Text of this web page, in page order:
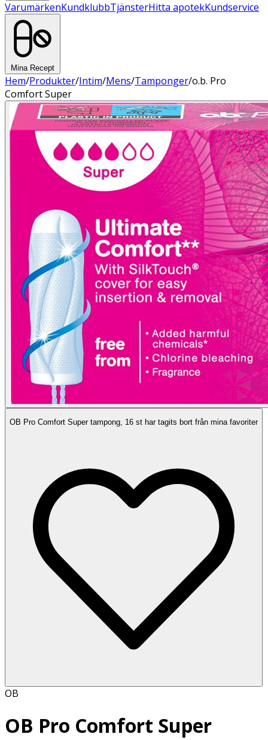
VarumärkenKundklubbTjänsterHitta apotekKundservice
Mina Recept
Hem/Produkter/Intim/Mens/Tamponger/o.b. Pro
Comfort Super
OB Pro Comfort Super tampong, 16 st har tagits bort från mina favoriter
OB
OB Pro Comfort Super